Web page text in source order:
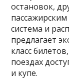
остановок,
система и
предлагает
класс
поездах
и купе.